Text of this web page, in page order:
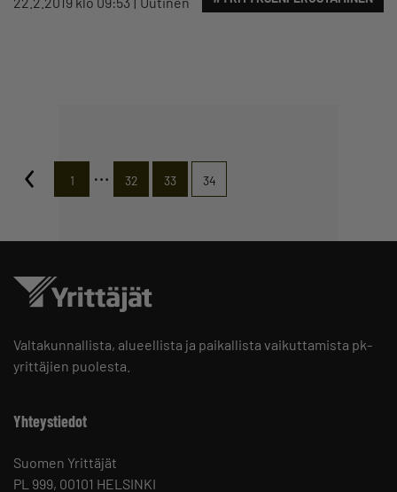
1 … 32 33 34
Valtakunnallista, alueellista ja paikallista vaikuttamista pk-
yrittäjien puolesta.
Yhteystiedot
Suomen Yrittäjät
PL 999, 00101 HELSINKI